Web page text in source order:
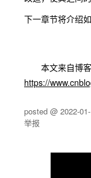
下一章节将介绍
本文来自博
https://
posted @ 2022-
举报